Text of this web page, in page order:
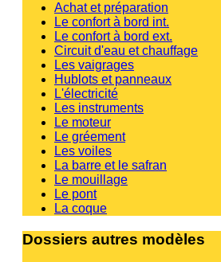
Achat et préparation
Le confort à bord int.
Le confort à bord ext.
Circuit d'eau et chauffage
Les vaigrages
Hublots et panneaux
L'électricité
Les instruments
Le moteur
Le gréement
Les voiles
La barre et le safran
Le mouillage
Le pont
La coque
Dossiers autres modèles